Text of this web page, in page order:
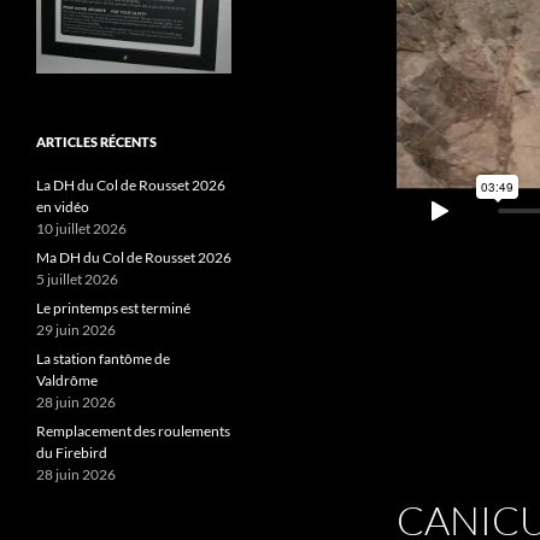
ARTICLES RÉCENTS
La DH du Col de Rousset 2026
en vidéo
10 juillet 2026
Ma DH du Col de Rousset 2026
5 juillet 2026
Le printemps est terminé
29 juin 2026
La station fantôme de
Valdrôme
28 juin 2026
Remplacement des roulements
du Firebird
28 juin 2026